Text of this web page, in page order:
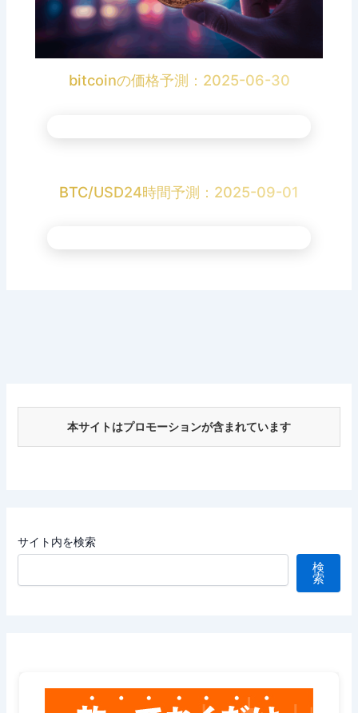
bitcoinの価格予測：2025-06-30
BTC/USD24時間予測：2025-09-01
本サイトはプロモーションが含まれています
サイト内を検索
検
索